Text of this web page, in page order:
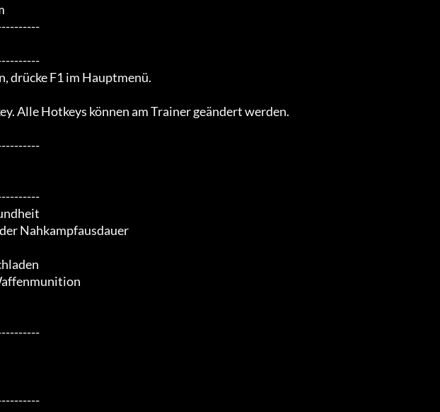
drücke F1 im Hauptmenü.
Alle Hotkeys können am Trainer geändert werden.
Nahkampfausdauer